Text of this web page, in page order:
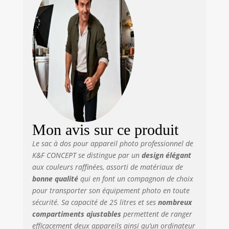
appareils photos, 4
objectifs, 1
ordinateur
portable de 15,6
pouces, 1 iPad de
10,5 pouces,
trépied et autres
équipements
professionnels. Le
téléobjectif ou des
objets personnels.
【Multi Accès, plus
pratique】Les 2
côtés du sac photo
sont zippé pour
vous permettre de
retirer rapidement
votres
Mon avis sur ce produit
Le sac à dos pour appareil photo professionnel de
K&F CONCEPT se distingue par un design élégant
aux couleurs raffinées, assorti de matériaux de
bonne qualitéqui en font un compagnon de choix
pour transporter son équipement photo en toute
sécurité. Sa capacité de 25 litres et ses nombreux
compartiments ajustables permettent de ranger
efficacement deux appareils ainsi qu’un ordinateur